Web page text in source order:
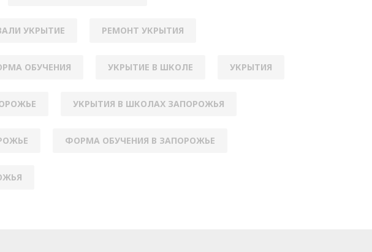
УКРЫТИЕ РЕМОНТ УКРЫТИЯ
ОБУЧЕНИЯ УКРЫТИЕ В ШКОЛЕ УКРЫТИЯ
УКРЫТИЯ В ШКОЛАХ ЗАПОРОЖЬЯ
ФОРМА ОБУЧЕНИЯ В ЗАПОРОЖЬЕ